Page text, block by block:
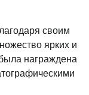
своим
ярких и
награждена